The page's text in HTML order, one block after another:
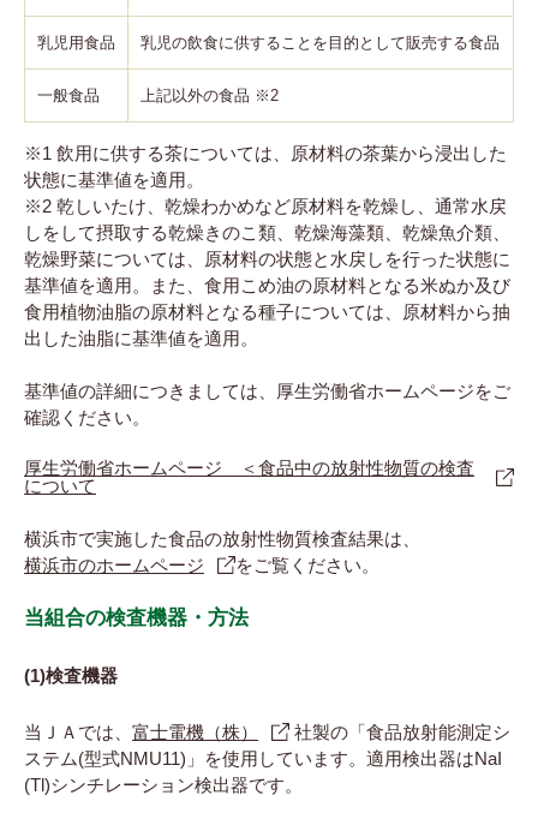
乳児用食品 乳児の飲食に供することを目的として販売する食品
一般食品 上記以外の食品 ※2
※1 飲用に供する茶については、原材料の茶葉から浸出した
状態に基準値を適用。
※2 乾しいたけ、乾燥わかめなど原材料を乾燥し、通常水戻
しをして摂取する乾燥きのこ類、乾燥海藻類、乾燥魚介類、
乾燥野菜については、原材料の状態と水戻しを行った状態に
基準値を適用。また、食用こめ油の原材料となる米ぬか及び
食用植物油脂の原材料となる種子については、原材料から抽
出した油脂に基準値を適用。
基準値の詳細につきましては、厚生労働省ホームページをご
確認ください。
厚生労働省ホームページ ＜食品中の放射性物質の検査
について
横浜市で実施した食品の放射性物質検査結果は、
横浜市のホームページ
をご覧ください。
当組合の検査機器・方法
(1)検査機器
当ＪＡでは、 富士電機（株）
社製の「食品放射能測定シ
ステム(型式NMU11)」を使用しています。適用検出器はNaI
(Tl)シンチレーション検出器です。